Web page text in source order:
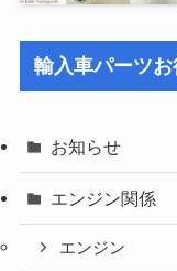
輸入車パーツ
お知らせ
エンジン関係
エンジン